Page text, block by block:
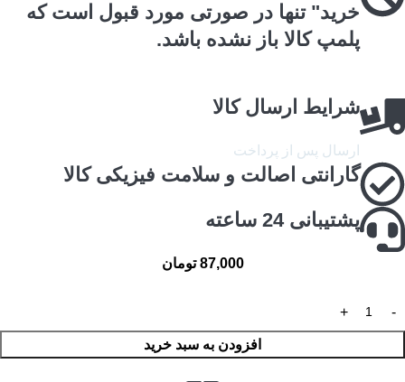
خرید" تنها در صورتی مورد قبول است که
پلمپ کالا باز نشده باشد.
شرایط ارسال کالا
ارسال پس از پرداخت
گارانتی اصالت و سلامت فیزیکی کالا
پشتیبانی 24 ساعته
87,000 تومان
افزودن به سبد خرید